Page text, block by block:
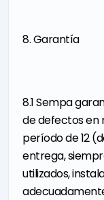
8. Garantía
8.1 Sempa
de defectos en
período de 12
entrega,
utilizados,